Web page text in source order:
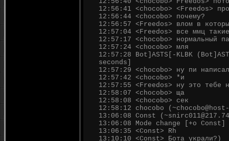
12:56:41 <chocobo> <Freedos>
12:56:44 <chocobo> почему?
12:56:57 <Freedos> влом в
12:57:04 <Freedos> все ммц такие
12:57:17 <chocobo> нормальный
12:57:24 <chocobo> мля
12:57:28 Bot]ASTS[-KLBK
seconds]
12:57:29 <chocobo> ну пи написал
12:57:42 <chocobo> *и
12:57:55 <Freedos> ну это тебе
12:58:07 <chocobo> ща
12:58:08 <chocobo> сек
12:58:12 chocobo
13:06:08 Const
13:06:08 Mode change [+o
13:06:35 <Const> Rh
13:10:10 <Const> Бота украли?)